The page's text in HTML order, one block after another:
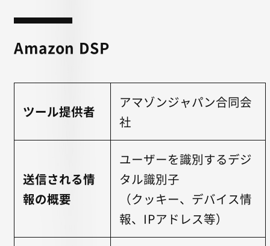
Amazon DSP
ツール提供者
アマゾンジャパン合同会
社
送信される情
報の概要
ユーザーを識別するデジ
タル識別子
（クッキー、デバイス情
報、IPアドレス等）